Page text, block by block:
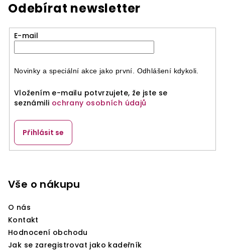
Odebírat newsletter
E-mail
Novinky a speciální akce jako první. Odhlášení kdykoli.
Vložením e-mailu potvrzujete, že jste se
seznámili ochrany osobních údajů
Přihlásit se
Vše o nákupu
O nás
Kontakt
Hodnocení obchodu
Jak se zaregistrovat jako kadeřník